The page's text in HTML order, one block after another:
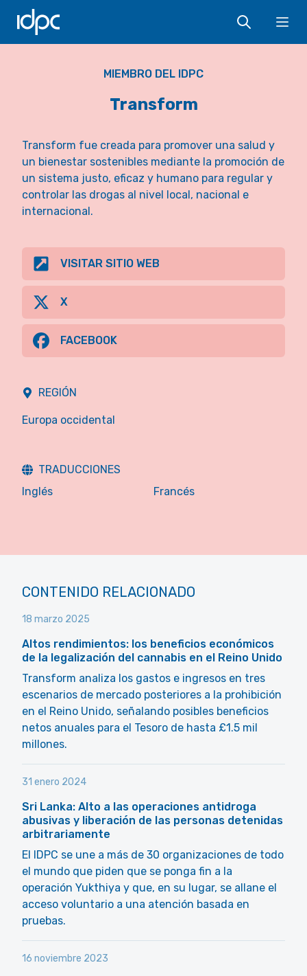
IDPC
MIEMBRO DEL IDPC
Transform
Transform fue creada para promover una salud y
un bienestar sostenibles mediante la promoción de
un sistema justo, eficaz y humano para regular y
controlar las drogas al nivel local, nacional e
internacional.
VISITAR SITIO WEB
X
FACEBOOK
REGIÓN
Europa occidental
TRADUCCIONES
Inglés
Francés
CONTENIDO RELACIONADO
18 marzo 2025
Altos rendimientos: los beneficios económicos
de la legalización del cannabis en el Reino Unido
Transform analiza los gastos e ingresos en tres
escenarios de mercado posteriores a la prohibición
en el Reino Unido, señalando posibles beneficios
netos anuales para el Tesoro de hasta £1.5 mil
millones.
31 enero 2024
Sri Lanka: Alto a las operaciones antidroga
abusivas y liberación de las personas detenidas
arbitrariamente
El IDPC se une a más de 30 organizaciones de todo
el mundo que piden que se ponga fin a la
operación Yukthiya y que, en su lugar, se allane el
acceso voluntario a una atención basada en
pruebas.
16 noviembre 2023